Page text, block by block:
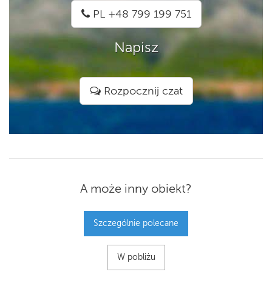
PL +48 799 199 751
Napisz
Rozpocznij czat
A może inny obiekt?
Szczególnie polecane
W pobliżu